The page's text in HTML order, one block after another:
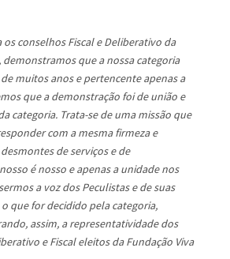
conselhos Fiscal e Deliberativo da
que a nossa categoria
muitos anos e pertencente apenas a
que a demonstração foi de união e
categoria. Trata-se de uma missão que
com a mesma firmeza e
de serviços e de
é nosso e apenas a unidade nos
a voz dos Peculistas e de suas
que for decidido pela categoria,
assim, a representatividade dos
e Fiscal eleitos da Fundação Viva